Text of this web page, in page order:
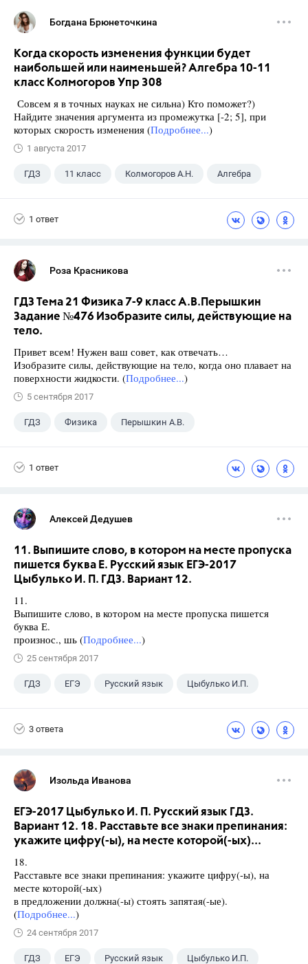
Богдана Брюнеточкина
Когда скорость изменения функции будет
наибольшей или наименьшей? Алгебра 10-11
класс Колмогоров Упр 308
Совсем я в точных науках не сильна) Кто поможет?)
Найдите значения аргумента из промежутка [-2; 5], при
которых скорость изменения (Подробнее...)
1 августа 2017
ГДЗ 11 класс Колмогоров А.Н. Алгебра
1 ответ
Роза Красникова
ГДЗ Тема 21 Физика 7-9 класс А.В.Перышкин
Задание №476 Изобразите силы, действующие на
тело.
Привет всем! Нужен ваш совет, как отвечать…
Изобразите силы, действующие на тело, когда оно плавает на
поверхности жидкости. (Подробнее...)
5 сентября 2017
ГДЗ Физика Перышкин А.В.
1 ответ
Алексей Дедушев
11. Выпишите слово, в котором на месте пропуска
пишется буква Е. Русский язык ЕГЭ-2017
Цыбулько И. П. ГДЗ. Вариант 12.
11.
Выпишите слово, в котором на месте пропуска пишется
буква Е.
произнос., шь (Подробнее...)
25 сентября 2017
ГДЗ ЕГЭ Русский язык Цыбулько И.П.
3 ответа
Изольда Иванова
ЕГЭ-2017 Цыбулько И. П. Русский язык ГДЗ.
Вариант 12. 18. Расставьте все знаки препинания:
укажите цифру(-ы), на месте которой(-ых)...
18.
Расставьте все знаки препинания: укажите цифру(-ы), на
месте которой(-ых)
в предложении должна(-ы) стоять запятая(-ые).
(Подробнее...)
24 сентября 2017
ГДЗ ЕГЭ Русский язык Цыбулько И.П.